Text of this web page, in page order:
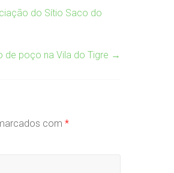
do Sítio Saco do
de poço na Vila do Tigre →
com *